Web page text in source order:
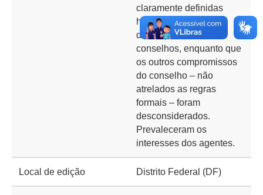
claramente definidas
houve avanço no
desempenho dos
conselhos, enquanto que
os outros compromissos
do conselho – não
atrelados as regras
formais – foram
desconsiderados.
Prevaleceram os
interesses dos agentes.
Local de edição Distrito Federal (DF)